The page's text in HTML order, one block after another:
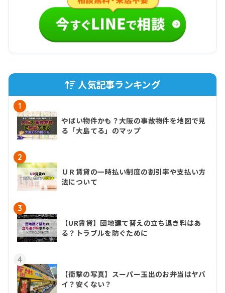
人気記事ランキング
1
やばい物件かも？大阪の事故物件を地図で見
る「大島てる」のマップ
2
ＵＲ賃貸の一時払い制度の割引率や支払い方
法について
3
【UR賃貸】団地建て替えの立ち退き料はあ
る？トラブルを防ぐために
4
【衝撃の写真】スーパー玉出のお弁当はヤバ
イ？安くない？